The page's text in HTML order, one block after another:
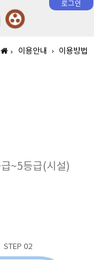
로그인
이용안내 이용방법
~5등급(시설)
STEP 02